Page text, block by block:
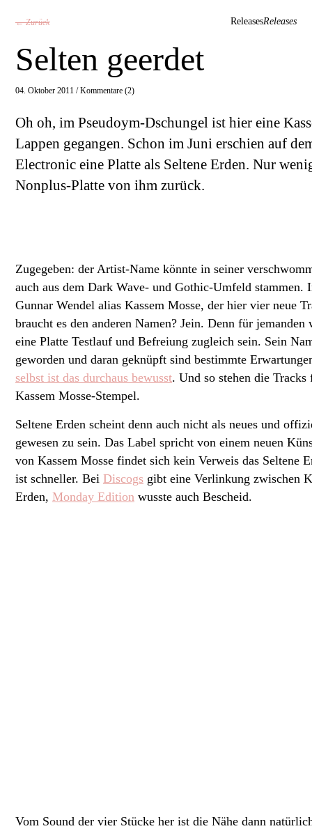
← Zurück ReleasesReleases
Selten geerdet
04. Oktober 2011 /Kommentare (2)
Oh oh, im Pseudoym-Dschungel ist hier eine
Lappen gegangen. Schon im Juni erschien auf
Electronic eine Platte als Seltene Erden. Nur
Nonplus-Platte von ihm zurück.
Zugegeben: der Artist-Name könnte in seiner
auch aus dem Dark Wave- und Gothic-Umfeld stammen.
Gunnar Wendel alias Kassem Mosse, der hier vier neue
braucht es den anderen Namen? Jein. Denn für
eine Platte Testlauf und Befreiung zugleich sein. Sein
geworden und daran geknüpft sind bestimmte
selbst ist das durchaus bewusst. Und so stehen die
Kassem Mosse-Stempel.
Seltene Erden scheint denn auch nicht als neues und
gewesen zu sein. Das Label spricht von einem neuen
von Kassem Mosse findet sich kein Verweis das Seltene
ist schneller. Bei Discogs gibt eine Verlinkung zwischen
Erden, Monday Edition wusste auch Bescheid.
Vom Sound der vier Stücke her ist die Nähe dann